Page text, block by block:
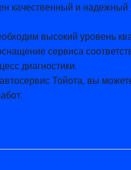
качественный и надежный
высокий уровень
сервиса
диагностики.
Тойота, вы